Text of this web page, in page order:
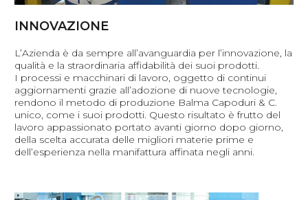
INNOVAZIONE
L’Azienda è da sempre all’avanguardia per l’innovazione, la
qualità e la straordinaria affidabilità dei suoi prodotti.
I processi e macchinari di lavoro, oggetto di continui
aggiornamenti grazie all’adozione di nuove tecnologie,
rendono il metodo di produzione Balma Capoduri & C.
unico, come i suoi prodotti. Questo risultato è frutto del
lavoro appassionato portato avanti giorno dopo giorno,
della scelta accurata delle migliori materie prime e
dell’esperienza nella manifattura affinata negli anni.